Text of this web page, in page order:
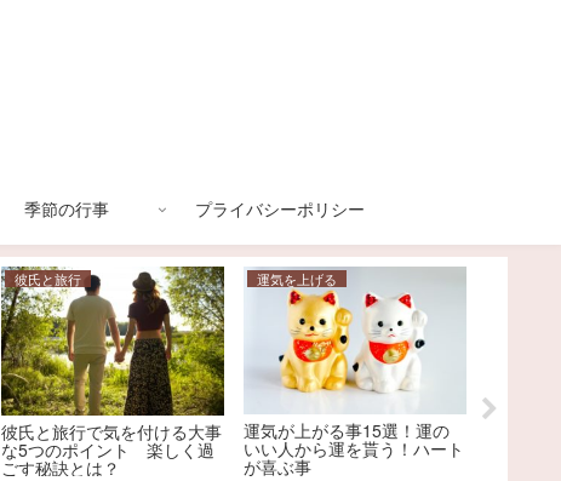
季節の行事 プライバシーポリシー
彼氏と旅行
彼氏と旅行で気を付ける大事
な5つのポイント 楽しく過
ごす秘訣とは？
運気を上げる
運気が上がる事15選！運の
いい人から運を貰う！ハート
が喜ぶ事